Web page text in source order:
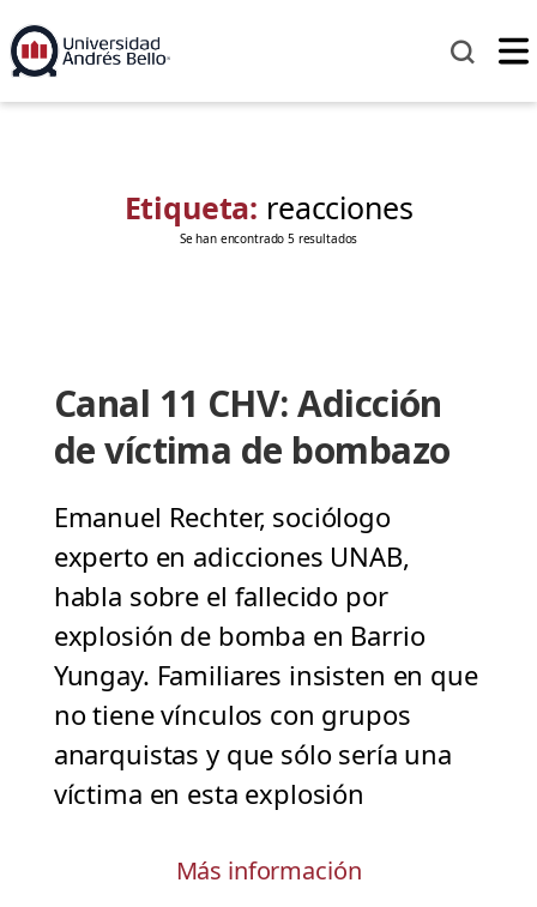
Etiqueta: reacciones
Se han encontrado 5 resultados
Canal 11 CHV: Adicción
de víctima de bombazo
Emanuel Rechter, sociólogo
experto en adicciones UNAB,
habla sobre el fallecido por
explosión de bomba en Barrio
Yungay. Familiares insisten en que
no tiene vínculos con grupos
anarquistas y que sólo sería una
víctima en esta explosión
Más información